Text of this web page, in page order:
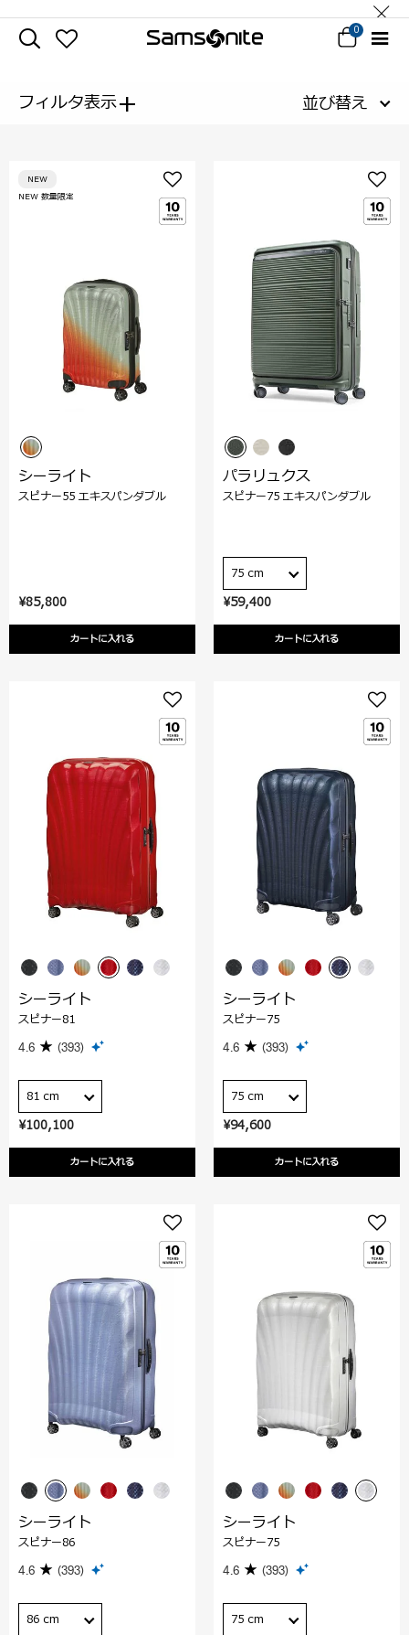
0
フィルタ表示+ 並び替え
¥85,800
カートに入れる
NEW 数量限定
NEW
シーライト
スピナー55 エキスパンダブル
¥59,400
カートに入れる
パラリュクス
スピナー75 エキスパンダブル
75 cm
¥100,100
カートに入れる
シーライト
スピナー81
4.6 (393)
81 cm
¥94,600
カートに入れる
シーライト
スピナー75
4.6 (393)
75 cm
シーライト
スピナー86
4.6 (393)
86 cm
シーライト
スピナー75
4.6 (393)
75 cm